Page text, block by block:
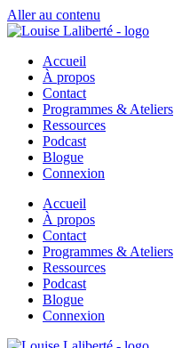
Aller au contenu
Accueil
À propos
Contact
Programmes & Ateliers
Ressources
Podcast
Blogue
Connexion
Accueil
À propos
Contact
Programmes & Ateliers
Ressources
Podcast
Blogue
Connexion